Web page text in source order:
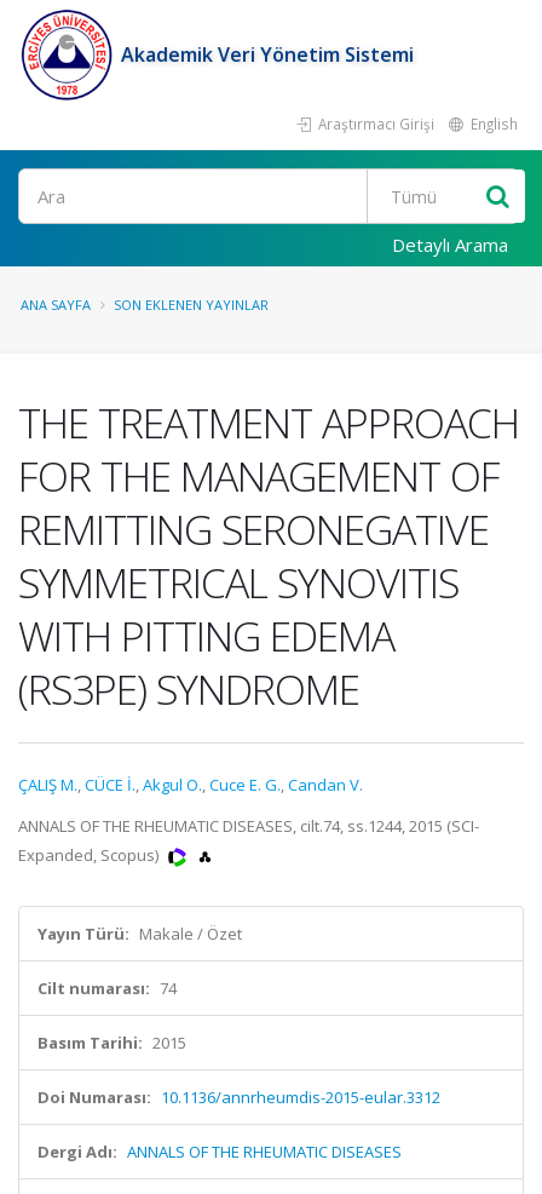
Akademik Veri Yönetim Sistemi
Araştırmacı Girişi English
Ara
Detaylı Arama
ANA SAYFA SON EKLENEN YAYINLAR
THE TREATMENT APPROACH
FOR THE MANAGEMENT OF
REMITTING SERONEGATIVE
SYMMETRICAL SYNOVITIS
WITH PITTING EDEMA
(RS3PE) SYNDROME
ÇALIŞ M.,CÜCE İ.,Akgul O.,Cuce E. G.,Candan V.
ANNALS OF THE RHEUMATIC DISEASES, cilt.74, ss.1244, 2015 (SCI-
Expanded, Scopus)
Yayın Türü: Makale / Özet
Cilt numarası: 74
Basım Tarihi: 2015
Doi Numarası: 10.1136/annrheumdis-2015-eular.3312
Dergi Adı: ANNALS OF THE RHEUMATIC DISEASES